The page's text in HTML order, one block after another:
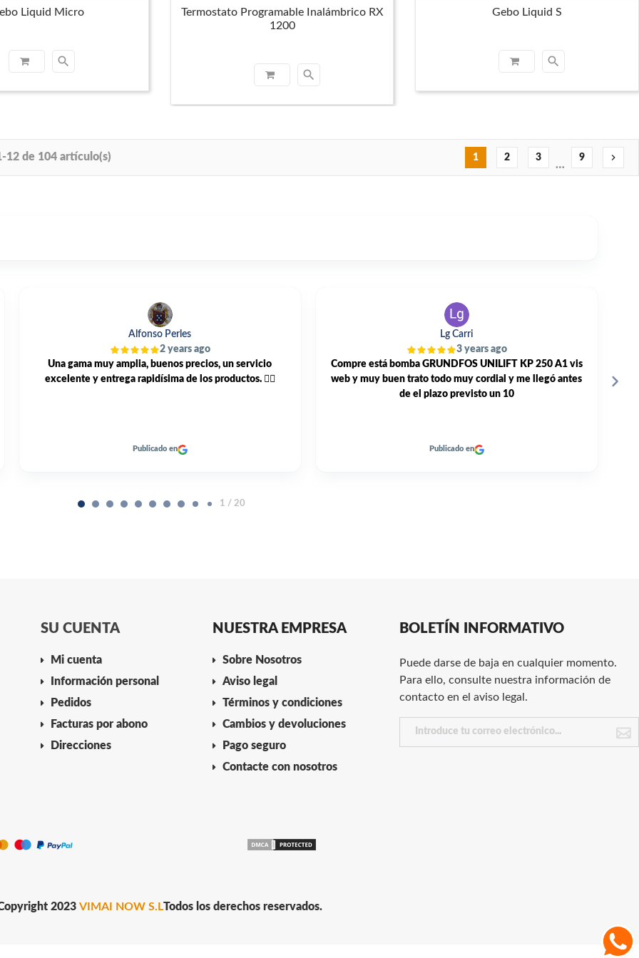
Liquid Micro
search
Termostato Programable Inalámbrico RX
1200
search
Gebo Liquid S
search
12 de 104 artículo(s) 1 2 3
…
9 chevron_right
Lg Carri
3 years ago
Compre está bomba GRUNDFOS UNILIFT KP 250 A1 vis
web y muy buen trato todo muy cordial y me llegó antes
Publicado en
V TANO
3 years ago
GRAN TRATO PROFESIONAL Y PERSONAL. TODO
MUY RAPIDO. RECOMENDABLE 100% A DIA DE HOY.
Publicado en
2 / 20
SU CUENTA
Mi cuenta
Información personal
Pedidos
Facturas por abono
Direcciones
NUESTRA EMPRESA
Sobre Nosotros
Aviso legal
Términos y condiciones
Cambios y devoluciones
Pago seguro
Contacte con nosotros
BOLETÍN INFORMATIVO
Puede darse de baja en cualquier momento.
Para ello, consulte nuestra información de
contacto en el aviso legal.
2023 VIMAI NOW S.LTodos los derechos reservados.